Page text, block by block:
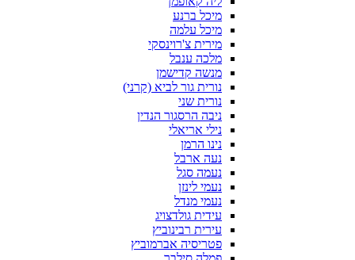
מיכל ברנע
מיכל עלמה
מירית צ'רוינסקי
מלכה ענבל
מנשה קדישמן
נורית גור לביא (קרני)
נורית שני
ניבה הרסגור הנדין
נילי אריאלי
נינו הרמן
נעה ארבל
נעמה סגל
נעמי לינזן
נעמי מנדל
עידית גולדצויג
עירית רבינוביץ
פטריסיה אברמוביץ